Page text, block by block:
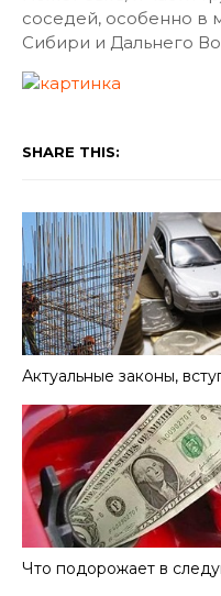
соседей, особенно в
Сибири и Дальнего
SHARE THIS:
Актуальные законы,
Что подорожает в